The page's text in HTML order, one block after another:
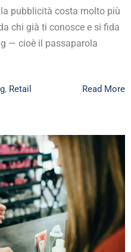
pubblicità costa molto più
chi già ti conosce e si fida
— cioè il passaparola
, Retail Read More